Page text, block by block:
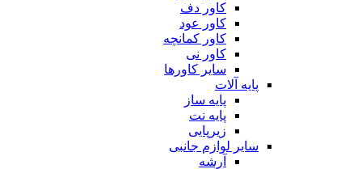
کاور دف
کاور عود
کاور کمانچه
کاور نی
سایر کاورها
پایه آلات
پایه ساز
پایه نت
زیرپایی
سایر لوازم جانبی
آرشه